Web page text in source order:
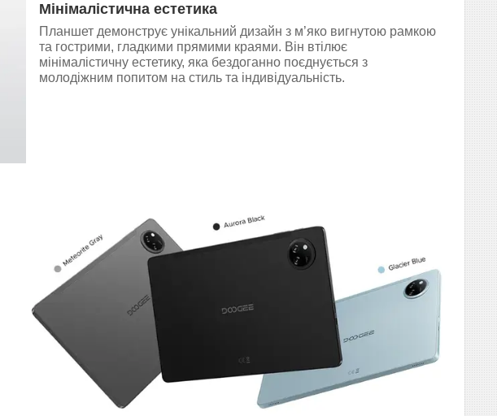
Мінімалістична естетика
Планшет демонструє унікальний дизайн з м’яко вигнутою рамкою
та гострими, гладкими прямими краями. Він втілює
мінімалістичну естетику, яка бездоганно поєднується з
молодіжним попитом на стиль та індивідуальність.